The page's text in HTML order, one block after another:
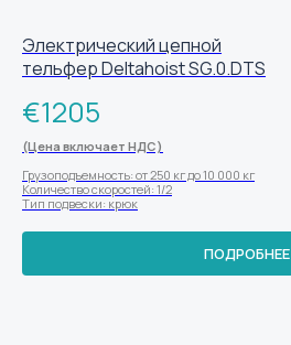
Электрический цепной
тельфер Deltahoist SG.0.DTS
€1205
(Цена включает НДС)
Грузоподъемность: от 250 кг до 10 000 кг
Количество скоростей: 1/2
Тип подвески: крюк
ПОДРОБНЕЕ